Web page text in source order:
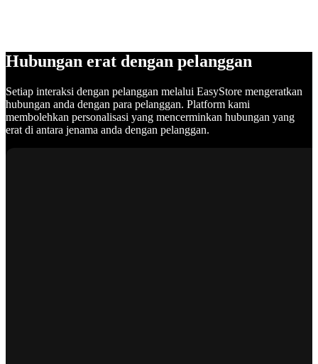
Hubungan erat dengan pelanggan
Setiap interaksi dengan pelanggan melalui EasyStore mengeratkan
hubungan anda dengan para pelanggan. Platform kami
membolehkan personalisasi yang mencerminkan hubungan yang
erat di antara jenama anda dengan pelanggan.